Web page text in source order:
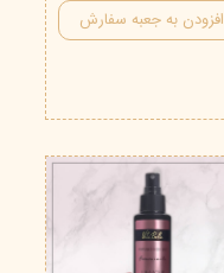
افزودن به جعبه سفارش